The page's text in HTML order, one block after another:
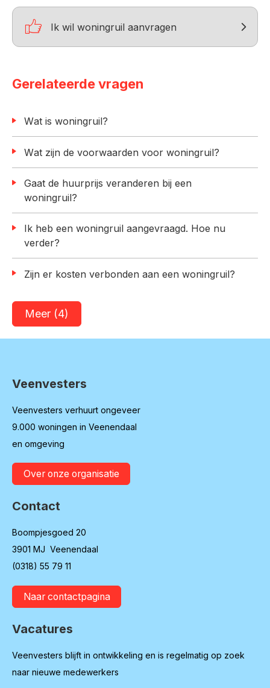
 Ik wil woningruil aanvragen
Gerelateerde vragen
Wat is woningruil?
Wat zijn de voorwaarden voor woningruil?
Gaat de huurprijs veranderen bij een
woningruil?
Ik heb een woningruil aangevraagd. Hoe nu
verder?
Zijn er kosten verbonden aan een woningruil?
Meer (4)
Contactinformatie
Veenvesters
Veenvesters verhuurt ongeveer
9.000 woningen in Veenendaal
en omgeving
Over onze organisatie
Contact
Boompjesgoed 20
3901 MJ Veenendaal
(0318) 55 79 11
Naar contactpagina
Vacatures
Veenvesters blijft in ontwikkeling en is regelmatig op zoek
naar nieuwe medewerkers